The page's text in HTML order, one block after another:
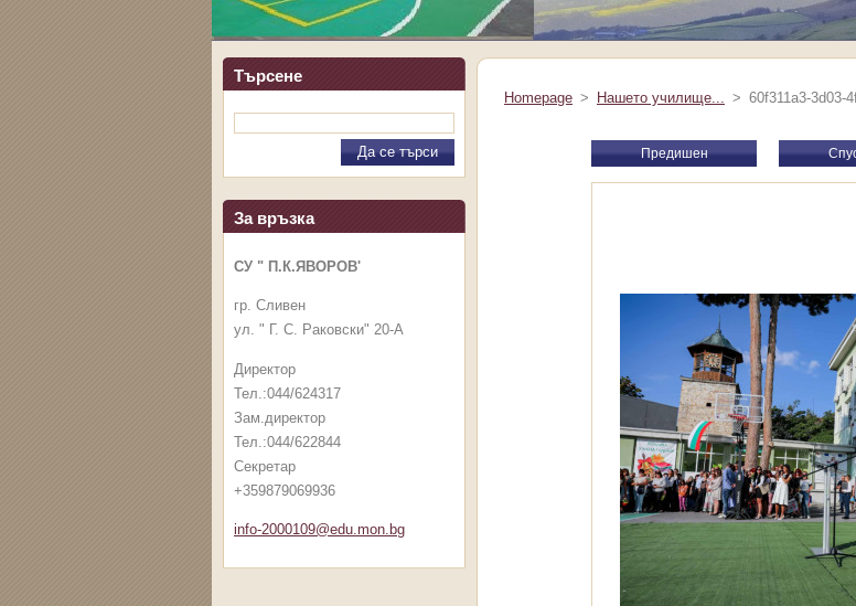
Търсене
За връзка
СУ " П.К.ЯВОРОВ'
гр. Сливен
ул. " Г. С. Раковски" 20-А
Директор
Тел.:044/624317
Зам.директор
Тел.:044/622844
Секретар
+359879069936
info-2000109@edu.mon.bg
Homepage > Нашето училище... > 60f311a3-3d03-
Предишен